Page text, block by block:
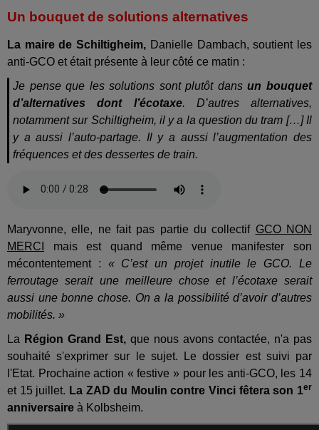
Un bouquet de solutions alternatives
La maire de Schiltigheim, Danielle Dambach, soutient les
anti-GCO et était présente à leur côté ce matin :
Je pense que les solutions sont plutôt dansun bouquet
d’alternatives dont l’écotaxe. D’autres alternatives,
notamment sur Schiltigheim, il y a la question du tram […] Il
y a aussi l’auto-partage. Il y a aussi l’augmentation des
fréquences et des dessertes de train.
Maryvonne, elle, ne fait pas partie du collectif GCO NON
MERCI
mais est quand même venue manifester son
mécontentement : « C’est un projet inutile le GCO. Le
ferroutage serait une meilleure chose et l’écotaxe serait
aussi une bonne chose. On a la possibilité d’avoir d’autres
mobilités. »
La Région Grand Est, que nous avons contactée, n'a pas
souhaité s'exprimer sur le sujet. Le dossier est suivi par
l'Etat. Prochaine action « festive » pour les anti-GCO, les 14
et 15 juillet. La ZAD du Moulin contre Vinci fêtera son 1er
anniversaire à Kolbsheim.